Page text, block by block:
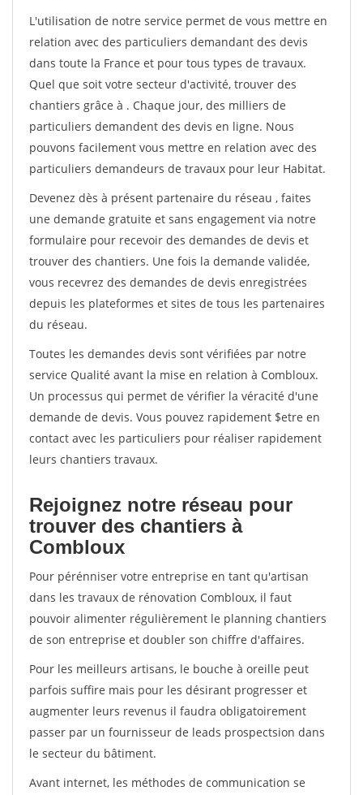
L'utilisation de notre service permet de vous mettre en
relation avec des particuliers demandant des devis
dans toute la France et pour tous types de travaux.
Quel que soit votre secteur d'activité, trouver des
chantiers grâce à . Chaque jour, des milliers de
particuliers demandent des devis en ligne. Nous
pouvons facilement vous mettre en relation avec des
particuliers demandeurs de travaux pour leur Habitat.
Devenez dès à présent partenaire du réseau , faites
une demande gratuite et sans engagement via notre
formulaire pour recevoir des demandes de devis et
trouver des chantiers. Une fois la demande validée,
vous recevrez des demandes de devis enregistrées
depuis les plateformes et sites de tous les partenaires
du réseau.
Toutes les demandes devis sont vérifiées par notre
service Qualité avant la mise en relation à Combloux.
Un processus qui permet de vérifier la véracité d'une
demande de devis. Vous pouvez rapidement $etre en
contact avec les particuliers pour réaliser rapidement
leurs chantiers travaux.
Rejoignez notre réseau pour
trouver des chantiers à
Combloux
Pour pérénniser votre entreprise en tant qu'artisan
dans les travaux de rénovation Combloux, il faut
pouvoir alimenter régulièrement le planning chantiers
de son entreprise et doubler son chiffre d'affaires.
Pour les meilleurs artisans, le bouche à oreille peut
parfois suffire mais pour les désirant progresser et
augmenter leurs revenus il faudra obligatoirement
passer par un fournisseur de leads prospectsion dans
le secteur du bâtiment.
Avant internet, les méthodes de communication se